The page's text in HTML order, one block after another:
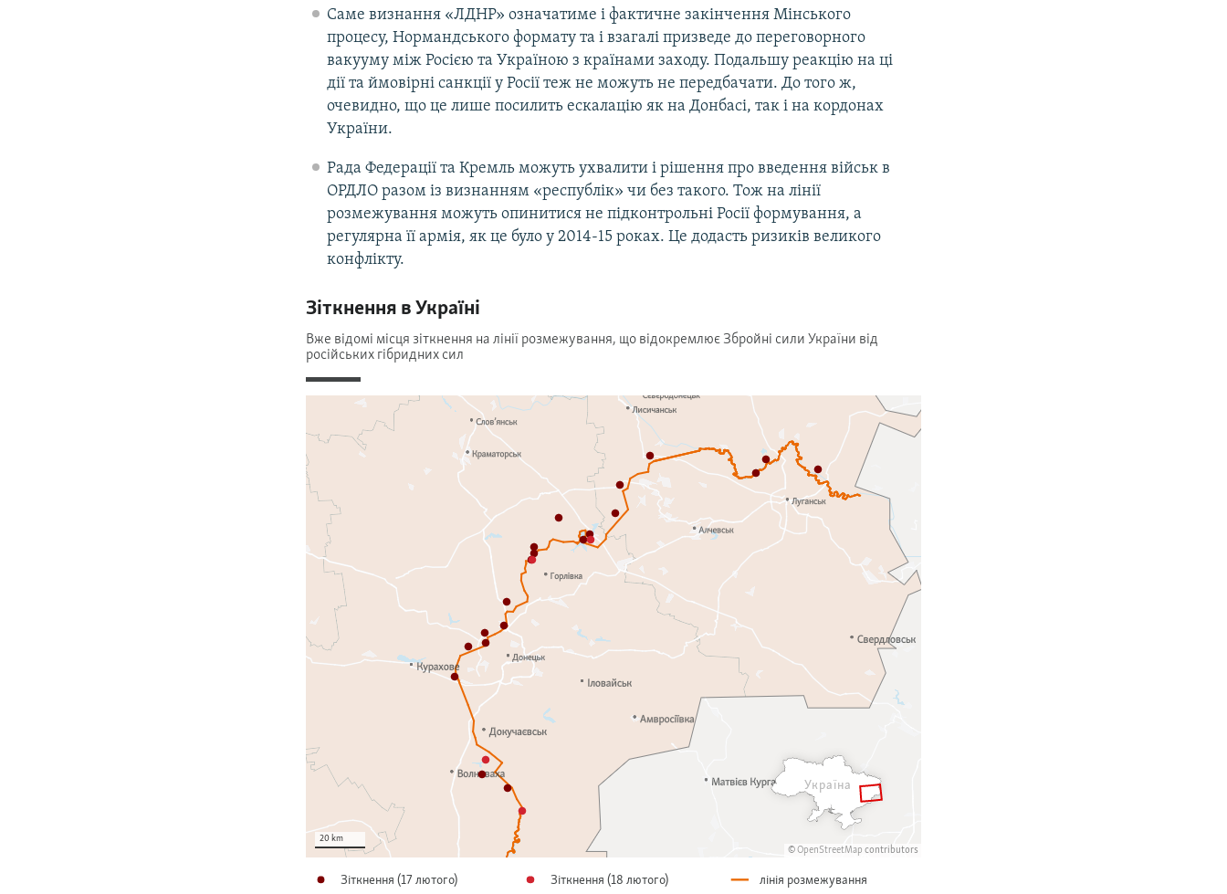
Саме визнання «ЛДНР» означатиме і фактичне закінчення Мінського
процесу, Нормандського формату та і взагалі призведе до переговорного
вакууму між Росією та Україною з країнами заходу. Подальшу реакцію на ці
дії та ймовірні санкції у Росії теж не можуть не передбачати. До того ж,
очевидно, що це лише посилить ескалацію як на Донбасі, так і на кордонах
України.
Рада Федерації та Кремль можуть ухвалити і рішення про введення військ в
ОРДЛО разом із визнанням «республік» чи без такого. Тож на лінії
розмежування можуть опинитися не підконтрольні Росії формування, а
регулярна її армія, як це було у 2014-15 роках. Це додасть ризиків великого
конфлікту.